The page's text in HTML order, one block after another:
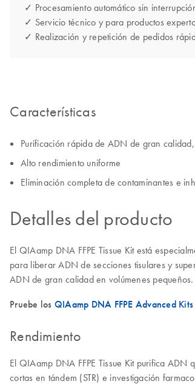
✓ Procesamiento automático sin
✓ Servicio técnico y para productos
✓ Realización y repetición de pedidos
Características
Purificación rápida de ADN de gran
Alto rendimiento uniforme
Eliminación completa de contaminantes e
Detalles del producto
El QIAamp DNA FFPE Tissue Kit está
para liberar ADN de secciones tisulares y
ADN de gran calidad en volúmenes
Pruebe los QIAamp DNA FFPE Advanced Kits
Rendimiento
El QIAamp DNA FFPE Tissue Kit purifica
cortas en tándem (STR) e investigación